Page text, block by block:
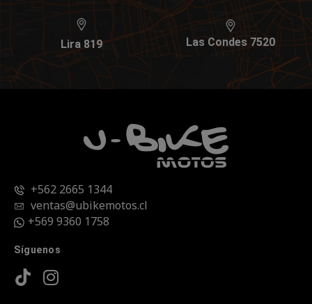
Lira 819 Las Condes 7520
+562 2665 1344
ventas@ubikemotos.cl
+569 9360 1758
Síguenos